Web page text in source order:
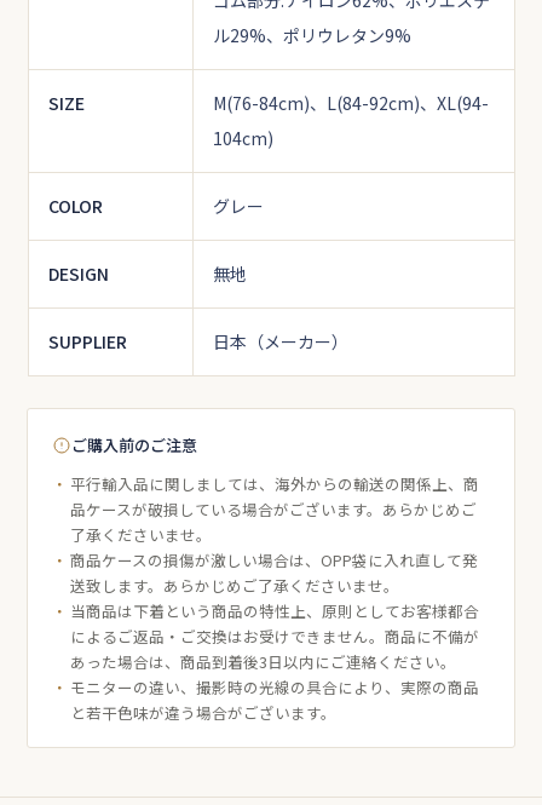
ル29%、ポリウレタン9%
SIZE
M(76-84cm)、L(84-92cm)、XL(94-
104cm)
COLOR グレー
DESIGN 無地
SUPPLIER 日本（メーカー）
ご購入前のご注意
平行輸入品に関しましては、海外からの輸送の関係上、商
品ケースが破損している場合がございます。あらかじめご
了承くださいませ。
商品ケースの損傷が激しい場合は、OPP袋に入れ直して発
送致します。あらかじめご了承くださいませ。
当商品は下着という商品の特性上、原則としてお客様都合
によるご返品・ご交換はお受けできません。商品に不備が
あった場合は、商品到着後3日以内にご連絡ください。
モニターの違い、撮影時の光線の具合により、実際の商品
と若干色味が違う場合がございます。